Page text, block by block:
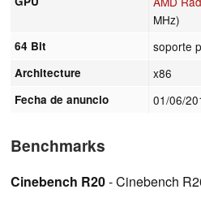
MHz)
64 Bit soporte
Architecture x86
Fecha de anuncio 01/06/
Benchmarks
Cinebench R20- Cinebench